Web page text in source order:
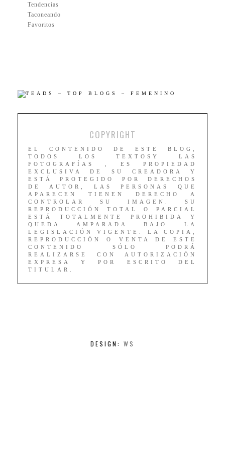
Tendencias
Taconeando
Favoritos
COPYRIGHT
EL CONTENIDO DE ESTE BLOG,
TODOS LOS TEXTOSY LAS
FOTOGRAFÍAS , ES PROPIEDAD
EXCLUSIVA DE SU CREADORA Y
ESTÁ PROTEGIDO POR DERECHOS
DE AUTOR, LAS PERSONAS QUE
APARECEN TIENEN DERECHO A
CONTROLAR SU IMAGEN. SU
REPRODUCCIÓN TOTAL O PARCIAL
ESTÁ TOTALMENTE PROHIBIDA Y
QUEDA AMPARADA BAJO LA
LEGISLACIÓN VIGENTE. LA COPIA,
REPRODUCCIÓN O VENTA DE ESTE
CONTENIDO SÓLO PODRÁ
REALIZARSE CON AUTORIZACIÓN
EXPRESA Y POR ESCRITO DEL
TITULAR.
DESIGN: WS